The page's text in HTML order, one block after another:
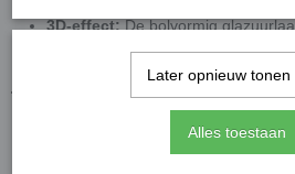
3D-effect:De bolvormig
Toepassingen
Deze mozaïeksteentjes zijn veelzijdig
Later opnieuw tonen
Alles toestaan